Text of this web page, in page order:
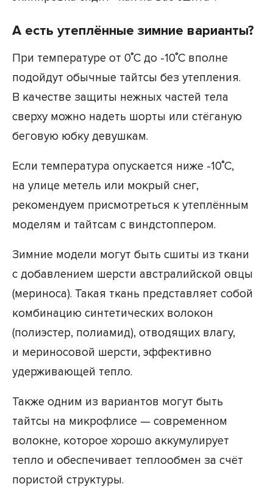
А есть утеплённые зимние варианты?
При температуре от 0˚С до -10˚С вполне
подойдут обычные тайтсы без утепления.
В качестве защиты нежных частей тела
сверху можно надеть шорты или стёганую
беговую юбку девушкам.
Если температура опускается ниже -10˚С,
на улице метель или мокрый снег,
рекомендуем присмотреться к утеплённым
моделям и тайтсам с виндстоппером.
Зимние модели могут быть сшиты из ткани
с добавлением шерсти австралийской овцы
(мериноса). Такая ткань представляет собой
комбинацию синтетических волокон
(полиэстер, полиамид), отводящих влагу,
и мериносовой шерсти, эффективно
удерживающей тепло.
Также одним из вариантов могут быть
тайтсы на микрофлисе — современном
волокне, которое хорошо аккумулирует
тепло и обеспечивает теплообмен за счёт
пористой структуры.